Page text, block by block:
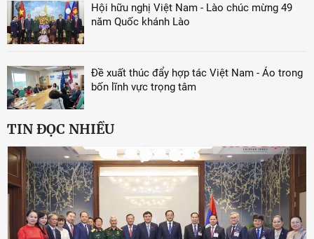
Hội hữu nghị Việt Nam - Lào chúc mừng 49
năm Quốc khánh Lào
Đề xuất thúc đẩy hợp tác Việt Nam - Áo trong
bốn lĩnh vực trọng tâm
TIN ĐỌC NHIỀU